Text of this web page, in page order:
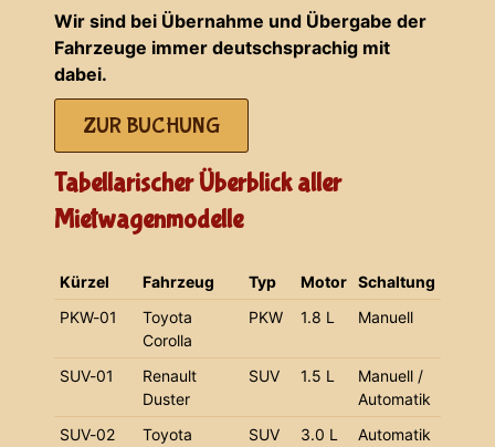
Wir sind bei Übernahme und Übergabe der
Fahrzeuge immer deutschsprachig mit
dabei.
ZUR BUCHUNG
Tabellarischer Überblick aller
Mietwagenmodelle
Kürzel Fahrzeug Typ Motor Schaltung
PKW-01
Toyota
Corolla
PKW 1.8 L Manuell
SUV-01
Renault
Duster
SUV 1.5 L
Manuell /
Automatik
SUV-02
Toyota
SUV 3.0 L Automatik